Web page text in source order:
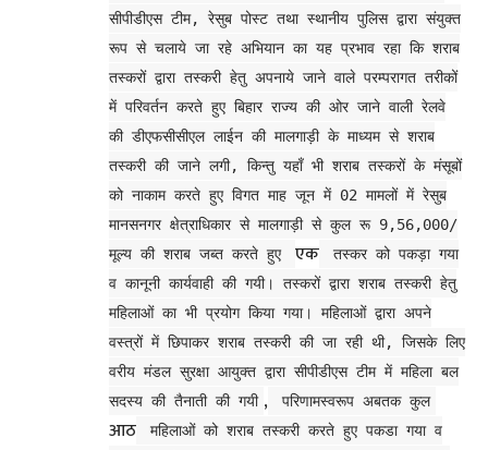
सीपीडीएस टीम, रेसुब पोस्ट तथा स्थानीय पुलिस द्वारा संयुक्त
रूप से चलाये जा रहे अभियान का यह प्रभाव रहा कि शराब
तस्करों द्वारा तस्करी हेतु अपनाये जाने वाले परम्परागत तरीकों
में परिवर्तन करते हुए बिहार राज्य की ओर जाने वाली रेलवे
की डीएफसीसीएल लाईन की मालगाड़ी के माध्यम से शराब
तस्करी की जाने लगी, किन्तु यहाँ भी शराब तस्करों के मंसूबों
को नाकाम करते हुए विगत माह जून में 02 मामलों में रेसुब
मानसनगर क्षेत्राधिकार से मालगाड़ी से कुल रू 9,56,000/
मूल्य की शराब जब्त करते हुए
एक
तस्कर को पकड़ा गया
व कानूनी कार्यवाही की गयी। तस्करों द्वारा शराब तस्करी हेतु
महिलाओं का भी प्रयोग किया गया। महिलाओं द्वारा अपने
वस्त्रों में छिपाकर शराब तस्करी की जा रही थी, जिसके लिए
वरीय मंडल सुरक्षा आयुक्त द्वारा सीपीडीएस टीम में महिला बल
सदस्य की तैनाती की गयी , परिणामस्वरूप अबतक कुल
आठ
महिलाओं को शराब तस्करी करते हुए पकडा गया व